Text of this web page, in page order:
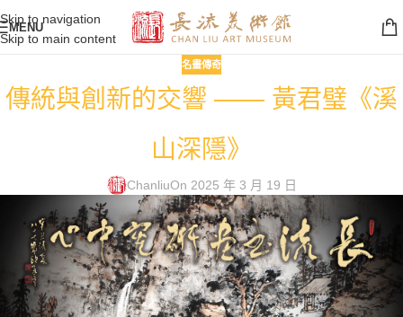
Skip to navigation
Skip to main content
MENU
名畫傳奇
傳統與創新的交響 —— 黃君璧《溪
山深隱》
ChanliuOn 2025 年 3 月 19 日